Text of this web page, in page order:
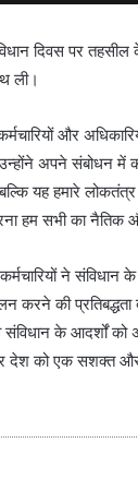
दिवस पर तहसील
ली।
और
अपने संबोधन में
यह हमारे
हम सभी का नैतिक
ने संविधान
करने की
के आदर्शों को
को एक सशक्त और